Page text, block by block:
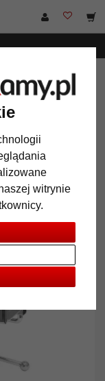
witrynie
Karuzela na zdjęcia